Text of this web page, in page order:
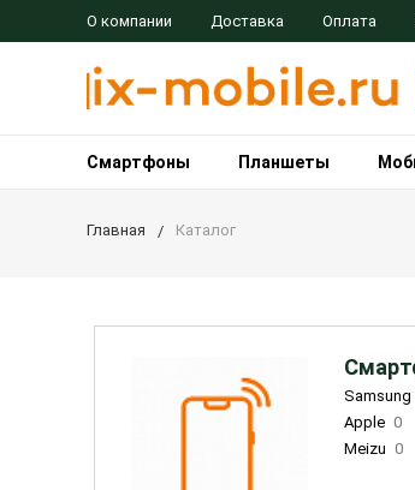
О компании Доставка Оплата
Смартфоны Планшеты
Главная Каталог
Samsung
Apple 0
Meizu 0